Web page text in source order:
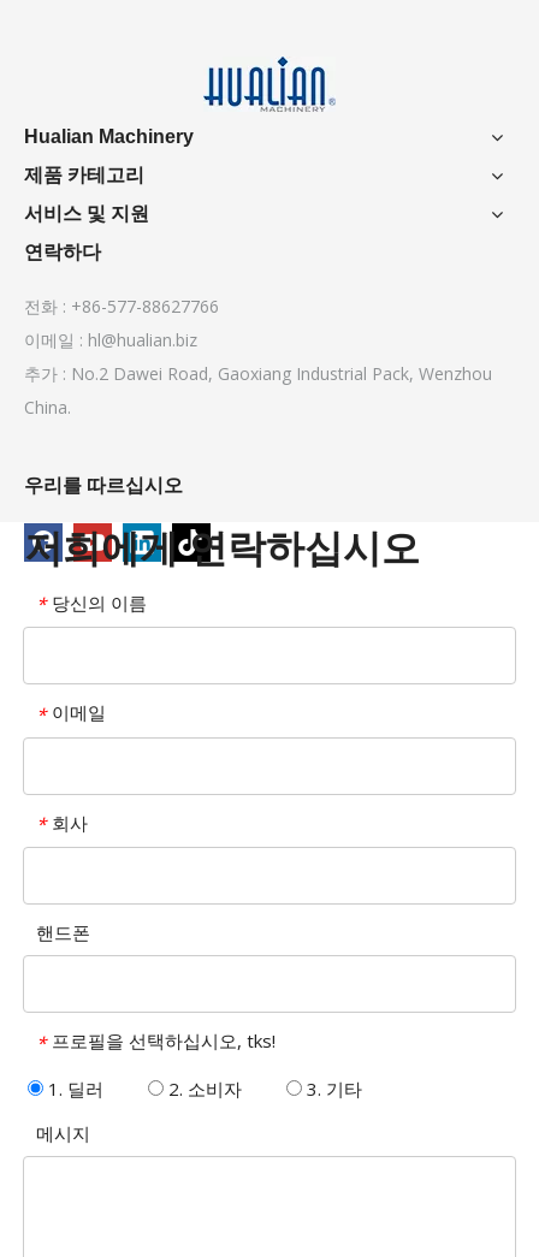
Hualian Machinery
제품 카테고리
서비스 및 지원
연락하다
전화 : +86-577-88627766
이메일 : hl@hualian.biz
추가 : No.2 Dawei Road, Gaoxiang Industrial Pack, Wenzhou
China.
우리를 따르십시오
저희에게 연락하십시오
* 당신의 이름
* 이메일
* 회사
핸드폰
* 프로필을 선택하십시오, tks!
1. 딜러
2. 소비자
3. 기타
메시지